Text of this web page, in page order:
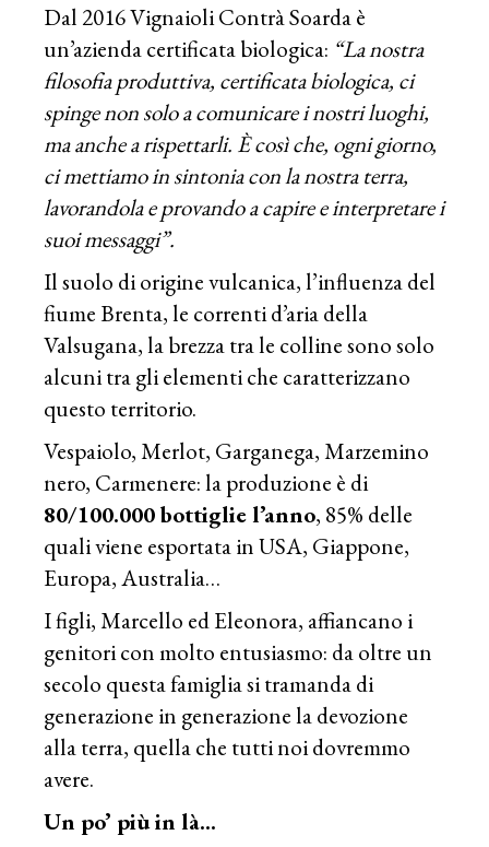
Dal 2016 Vignaioli Contrà Soarda è
un’azienda certificata biologica: “La nostra
filosofia produttiva, certificata biologica, ci
spinge nonsolo a comunicare i nostri luoghi,
ma anche a rispettarli. È così che, ogni giorno,
ci mettiamo in sintonia con la nostra terra,
lavorandola e provando a capire e interpretare i
suoi messaggi”.
Il suolo di origine vulcanica, l’influenza del
fiume Brenta, le correnti d’aria della
Valsugana, la brezza tra le colline sono solo
alcuni tra gli elementi che caratterizzano
questo territorio.
Vespaiolo, Merlot, Garganega, Marzemino
nero, Carmenere: la produzione è di
80/100.000 bottiglie l’anno, 85% delle
quali viene esportata in USA, Giappone,
Europa, Australia…
I figli, Marcello ed Eleonora, affiancano i
genitori con molto entusiasmo: da oltre un
secolo questa famiglia si tramanda di
generazione in generazione la devozione
alla terra, quella che tutti noi dovremmo
avere.
Un po’ più in là…